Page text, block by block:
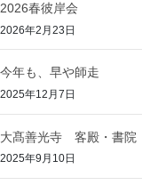
2026春彼岸会
2026年2月23日
今年も、早や師走
2025年12月7日
大髙善光寺 客殿・書院
2025年9月10日